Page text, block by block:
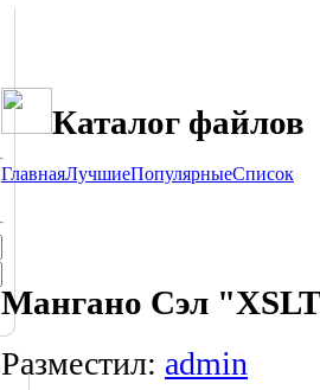
Каталог файлов
ГлавнаяЛучшиеПопулярныеСписок
Мангано Сэл
Разместил: admin